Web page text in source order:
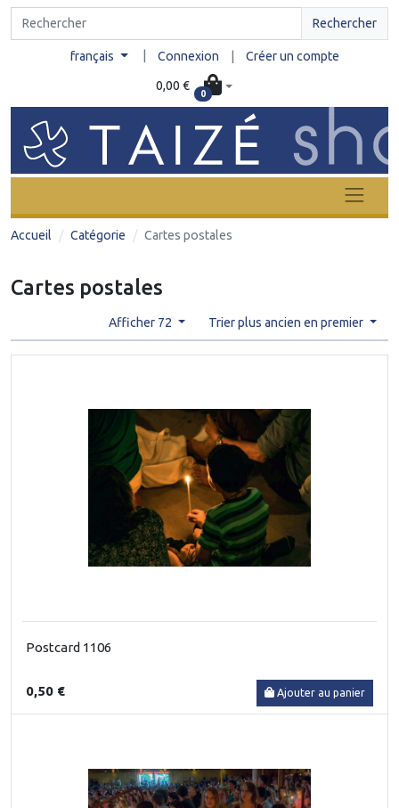
Rechercher
français Connexion Créer un compte
0,00 €
0
Accueil Catégorie Cartes postales
Cartes postales
Afficher 72 Trier plus ancien en premier
Postcard 1106
0,50 € Ajouter au panier